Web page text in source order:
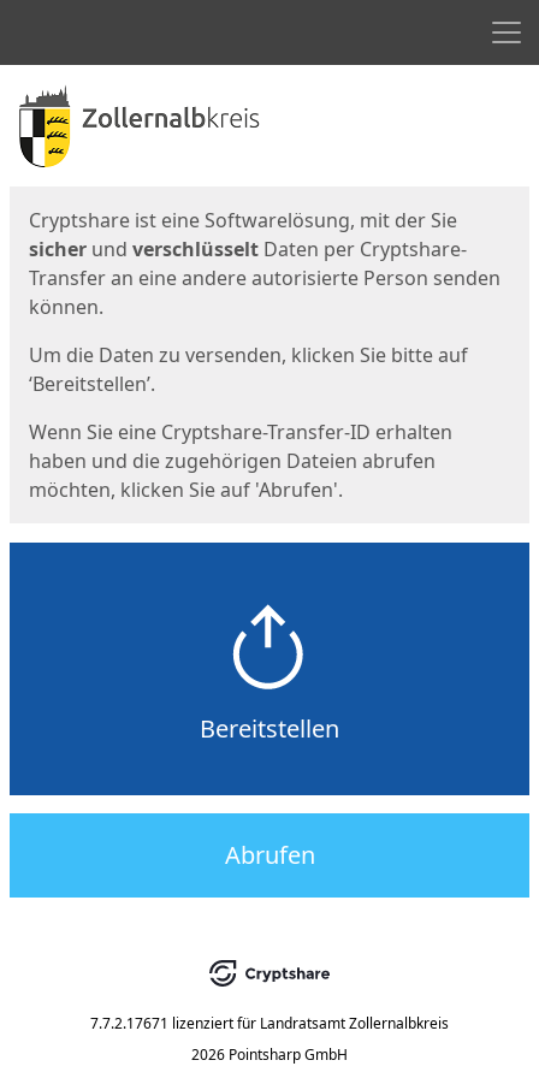
Start
Cryptshare ist eine Softwarelösung, mit der Sie
sicher und verschlüsselt Daten per Cryptshare-
Transfer an eine andere autorisierte Person senden
können.
Um die Daten zu versenden, klicken Sie bitte auf
‘Bereitstellen’.
Wenn Sie eine Cryptshare-Transfer-ID erhalten
haben und die zugehörigen Dateien abrufen
möchten, klicken Sie auf 'Abrufen'.
Bereitstellen
Abrufen
7.7.2.17671 lizenziert für Landratsamt Zollernalbkreis
2026 Pointsharp GmbH